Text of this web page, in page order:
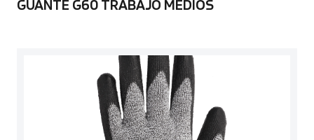
GUANTE G60 TRABAJO MEDIOS